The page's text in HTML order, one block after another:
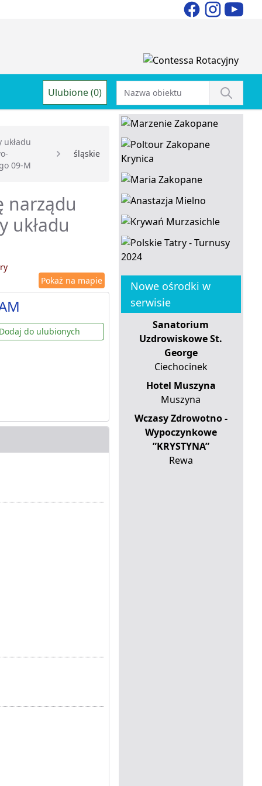
Ulubione (0)
układu
09-M
śląskie
narządu
układu
Pokaż na mapie
Dodaj do ulubionych
Nowe ośrodki w
serwisie
Sanatorium
Uzdrowiskowe St.
George
Ciechocinek
Hotel Muszyna
Muszyna
Wczasy Zdrowotno -
Wypoczynkowe
”KRYSTYNA”
Rewa